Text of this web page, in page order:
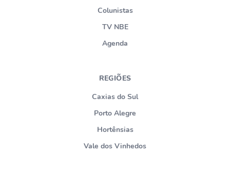
Colunistas
TV NBE
Agenda
REGIÕES
Caxias do Sul
Porto Alegre
Hortênsias
Vale dos Vinhedos